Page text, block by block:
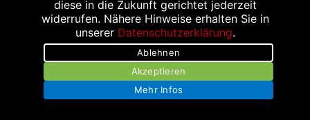
Bildnachweis
diese in die Zukunft gerichtet jederzeit
widerrufen. Nähere Hinweise erhalten Sie in
unserer Datenschutzerklärung.
Ablehnen
Akzeptieren
Mehr Infos